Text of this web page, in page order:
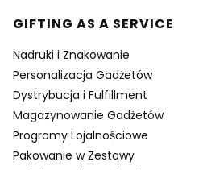
GIFTING AS A SERVICE
Nadruki i Znakowanie
Personalizacja Gadżetów
Dystrybucja i Fulfillment
Magazynowanie Gadżetów
Programy Lojalnościowe
Pakowanie w Zestawy